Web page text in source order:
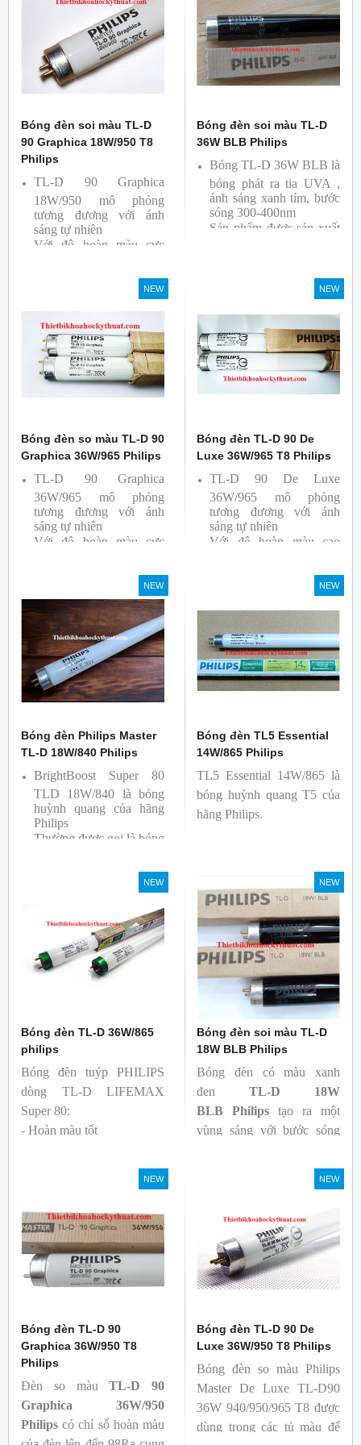
Ba lan
Bóng đèn soi màu TL-D
90 Graphica 18W/950 T8
Philips
TL-D 90 Graphica
18W/950 mô phỏng
tương đương với ánh
sáng tự nhiên
Với độ hoàn màu cực
Sản phẩm được sản xuất
bởi hãng Philips, xuất xứ
Ba lan
Bóng đèn soi màu TL-D
36W BLB Philips
Bóng TL-D 36W BLB là
bóng phát ra tia UVA ,
ánh sáng xanh tím, bước
sóng 300-400nm
Sản phẩm được sản xuất
NEW
Bóng đèn so màu TL-D 90
Graphica 36W/965 Philips
TL-D 90 Graphica
36W/965 mô phỏng
tương đương với ánh
sáng tự nhiên
Với độ hoàn màu cực
Sản phẩm được sản xuất
bởi hãng Philips, xuất xứ
Ba lan
NEW
Bóng đèn TL-D 90 De
Luxe 36W/965 T8 Philips
TL-D 90 De Luxe
36W/965 mô phỏng
tương đương với ánh
sáng tự nhiên
Với độ hoàn màu cao
Sản phẩm được sản xuất
NEW
Bóng đèn Philips Master
TL-D 18W/840 Philips
BrightBoost Super 80
TLD 18W/840 là bóng
huỳnh quang của hãng
Philips
Thường được gọi là bóng
Bóng có độ hoàn màu
NEW
Bóng đèn TL5 Essential
14W/865 Philips
TL5 Essential 14W/865 là
bóng huỳnh quang T5 của
hãng Philips.
NEW
Bóng đèn TL-D 36W/865
philips
Bóng đèn tuýp PHILIPS
dòng TL-D LIFEMAX
Super 80:
- Hoàn màu tốt
cả ban đầu và trong suốt
tuổi thọ của bóng đèn, với
thông cao
- Tạo ra từ màu trắng ấm
đến ánh sáng ban ngày mát
mẻ
NEW
Bóng đèn soi màu TL-D
18W BLB Philips
Bóng đèn có màu xanh
đen TL-D 18W
BLB
Philips tạo ra một
vùng sáng với bước sóng
sắc trực quan. Giúp người
dùng có thể phát hiện và
và keo trong sản phẩm.
NEW
Bóng đèn TL-D 90
Graphica 36W/950 T8
Philips
Đèn so màuTL-D 90
Graphica 36W/950
Philips có chỉ số hoàn màu
NEW
Bóng đèn TL-D 90 De
Luxe 36W/950 T8 Philips
Bóng đèn so màu Philips
Master De Luxe TL-D90
36W 940/950/965 T8 được
dùng trong các tủ màu để